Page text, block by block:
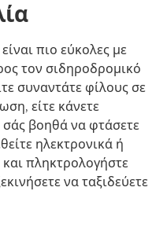
πιο εύκολες με
τον σιδηροδρομικό
συναντάτε φίλους σε
είτε κάνετε
σάς βοηθά να φτάσετε
ηλεκτρονικά ή
πληκτρολογήστε
να ταξιδεύετε